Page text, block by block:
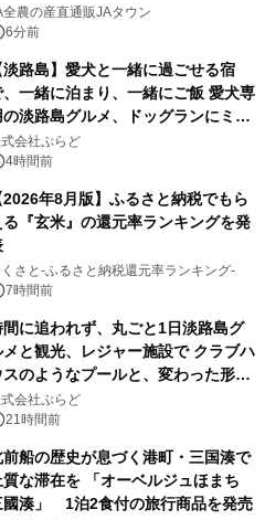
！～毎月１０日の定例企画～
全農の産直通販JAタウン
6分前
淡路島】愛犬と一緒に過ごせる宿
、一緒に泊まり、一緒にご飯 愛犬専
の淡路島グルメ、ドッグランにミニ
ル グランピングとトレーラーハウ
2施設で
会社ぷらど
4時間前
2026年8月版】ふるさと納税でもら
る『玄米』の還元率ランキングを発
くさと-ふるさと納税還元率ランキング-
7時間前
間に追われず、丸ごと1日淡路島グ
メと観光、レジャー施設で クラブハ
スのようなプールと、変わった形の
ウナも 「THE BOXY AWAJI」のお
素泊まり連泊プランで
会社ぷらど
21時間前
前船の歴史が息づく港町・三国湊で
質な滞在を 「オーベルジュほまち
國湊」 1泊2食付の旅行商品を発売